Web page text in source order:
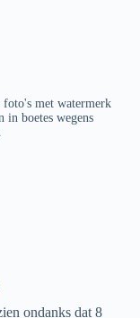
foto's met watermerk
in boetes wegens
ondanks dat 8